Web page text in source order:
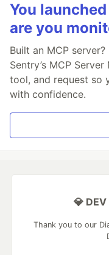
You
are you
Built an MCP
Sentry’s MCP
tool, and request so
with confidence.
💎
Thank you to our